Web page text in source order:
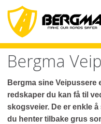
NORSK
Bergma
Bergma sine Veipussere
redskaper du kan få til
skogsveier. De er enkle
du henter tilbake grus